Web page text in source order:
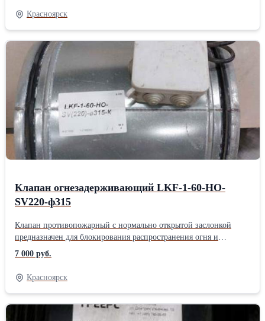
кондиционирования, с рабочим давлением сети до 1500Па.
Красноярск
Клапан огнезадерживающий LKF-1-60-HO-
SV220-ф315
Клапан противопожарный с нормально открытой заслонкой
предназначен для блокирования распространения огня и
продуктов горения по воздуховодам, шахтам и каналам систем
вентиляции и кондиционирования при пожаре в зданиях и
сооружениях различного назначения.
7 000 руб.
Красноярск